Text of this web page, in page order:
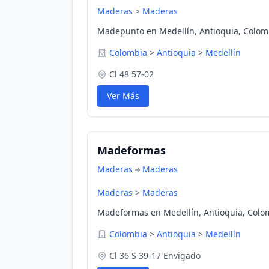
Maderas > Maderas
Madepunto en Medellín, Antioquia,
Colombia > Antioquia > Medellín
Cl 48 57-02
Ver Más
Madeformas
Maderas Maderas
Maderas > Maderas
Madeformas en Medellín, Antioquia,
Colombia > Antioquia > Medellín
Cl 36 S 39-17 Envigado